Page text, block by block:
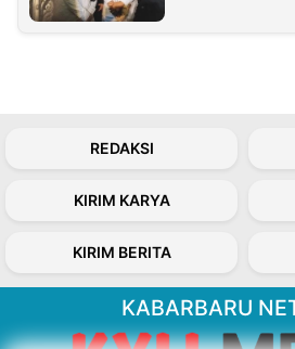
REDAKSI
KIRIM KARYA
KIRIM BERITA
KABARBARU